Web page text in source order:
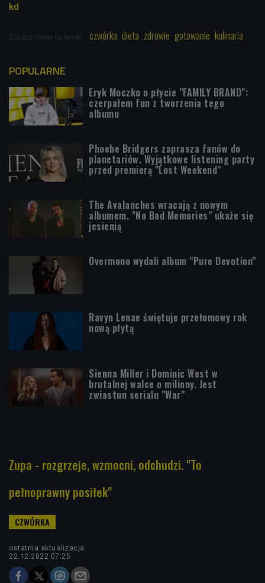
kd
Zobacz więcej na temat: czwórka dieta zdrowie gotowanie kulinaria
POPULARNE
Eryk Moczko o płycie "FAMILY BRAND":
czerpałem fun z tworzenia tego
albumu
Phoebe Bridgers zaprasza fanów do
planetariów. Wyjątkowe listening party
przed premierą "Lost Weekend"
The Avalanches wracają z nowym
albumem. "No Bad Memories" ukaże się
jesienią
Overmono wydali album "Pure Devotion"
Ravyn Lenae świętuje przełomowy rok
nową płytą
Sienna Miller i Dominic West w
brutalnej walce o miliony. Jest
zwiastun serialu "War"
Zupa - rozgrzeje, wzmocni, odchudzi. "To
pełnoprawny posiłek"
ostatnia aktualizacja:
22.12.2022 07:25